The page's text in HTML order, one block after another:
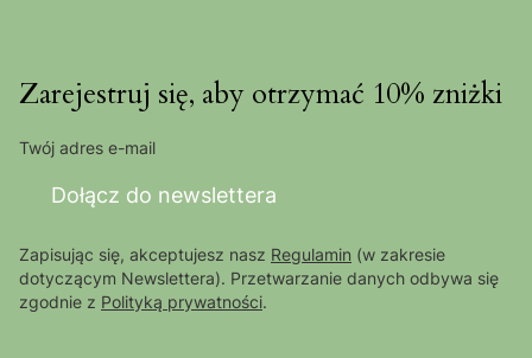
Zarejestruj się, aby otrzymać 10% zniżki
Twój adres e-mail
Dołącz do newslettera
Zapisując się, akceptujesz nasz Regulamin (w zakresie
dotyczącym Newslettera). Przetwarzanie danych odbywa się
zgodnie z Polityką prywatności.